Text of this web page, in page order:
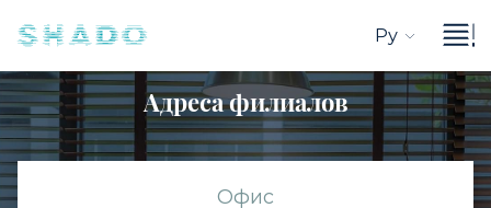
Ру
Адреса филиалов
Офис